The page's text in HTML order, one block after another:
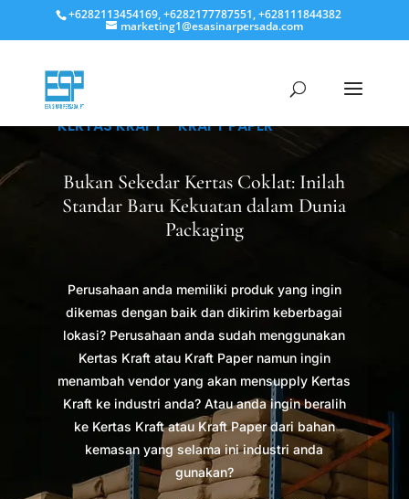
+6282113454169, +6282177787551, +628111844382
marketing1@esasinarpersada.com
KERTAS KRAFT - KRAFT PAPER
Bukan Sekedar Kertas Coklat: Inilah
Standar Baru Kekuatan dalam Dunia
Packaging
Perusahaan anda memiliki produk yang ingin
dikemas dengan baik dan dikirim keberbagai
lokasi? Perusahaan anda sudah menggunakan
Kertas Kraft atau Kraft Paper namun ingin
menambah vendor yang akan mensupply Kertas
Kraft ke industri anda? Atau anda ingin beralih
ke Kertas Kraft atau Kraft Paper dari bahan
kemasan yang selama ini industri anda
gunakan?